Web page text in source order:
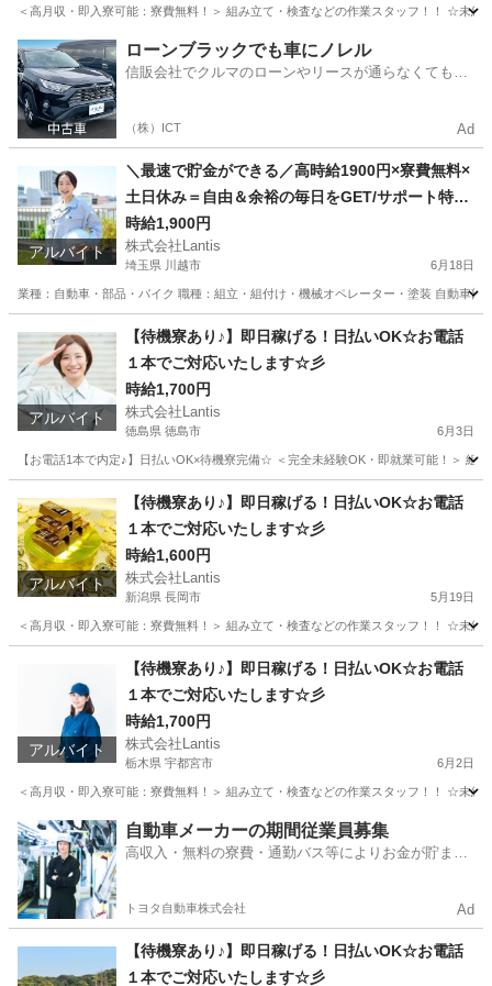
＜高月収・即入寮可能：寮費無料！＞ 組み立て・検査などの作業スタッフ！！
長野 長野市 工場 時給
ローンブラックでも車にノレル
信販会社でクルマのローンやリースが通らなくてもク
（株）ICT Ad
アルバイト
＼最速で貯金ができる／高時給1900円×寮費無料×
土日休み＝自由＆余裕の毎日をGET/サポート特典
あり♪
時給1,900円
株式会社Lantis
埼玉県 川越市 6月18日
業種：自動車・部品・バイク 職種：組立・組付け・機械オペレーター・塗装 自動車
工場 無料
アルバイト
【待機寮あり♪】即日稼げる！日払いOK☆お電話
１本でご対応いたします☆彡
時給1,700円
株式会社Lantis
徳島県 徳島市 6月3日
【お電話1本で内定♪】日払いOK×待機寮完備☆ ＜完全未経験OK・即就業可能！＞
工場 時給
アルバイト
【待機寮あり♪】即日稼げる！日払いOK☆お電話
１本でご対応いたします☆彡
時給1,600円
株式会社Lantis
新潟県 長岡市 5月19日
＜高月収・即入寮可能：寮費無料！＞ 組み立て・検査などの作業スタッフ！！
工場 時給
アルバイト
【待機寮あり♪】即日稼げる！日払いOK☆お電話
１本でご対応いたします☆彡
時給1,700円
株式会社Lantis
栃木県 宇都宮市 6月2日
＜高月収・即入寮可能：寮費無料！＞ 組み立て・検査などの作業スタッフ！！
栃木 宇都宮市 工場 時給
自動車メーカーの期間従業員募集
高収入・無料の寮費・通勤バス等によりお金が貯まり
トヨタ自動車株式会社 Ad
【待機寮あり♪】即日稼げる！日払いOK☆お電話
１本でご対応いたします☆彡